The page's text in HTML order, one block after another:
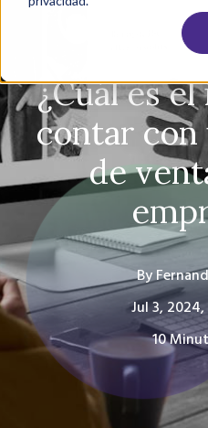
¿Cuál es
contar
de
By
Jul 3,
10